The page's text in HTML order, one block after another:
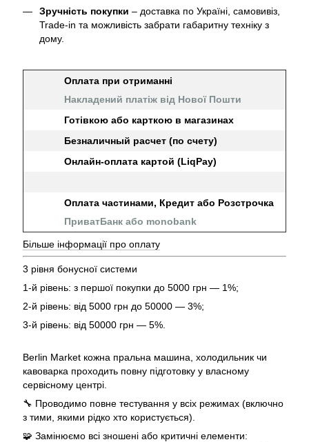
Зручність покупки – доставка по Україні, самовивіз,
Trade-in та можливість забрати габаритну техніку з
дому.
Оплата при отриманні
Накладений платіж від Нової Пошти
Готівкою або карткою в магазинах
Безналичный расчет (по счету)
Онлайн-оплата картой (LiqPay)
Оплата частинами, Кредит або Розстрочка
ПриватБанк або monobank
Більше інформації про оплату
3 рівня бонусної системи
1-й рівень: з першої покупки до 5000 грн — 1%;
2-й рівень: від 5000 грн до 50000 — 3%;
3-й рівень: від 50000 грн — 5%.
Berlin Market кожна пральна машина, холодильник чи
кавоварка проходить повну підготовку у власному
сервісному центрі.
🔧 Проводимо повне тестування у всіх режимах (включно
з тими, якими рідко хто користується).
🧩 Замінюємо всі зношені або критичні елементи: